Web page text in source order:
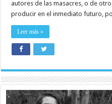
autores de las masacres, o de
producir en el inmediato futuro,
Leer más »